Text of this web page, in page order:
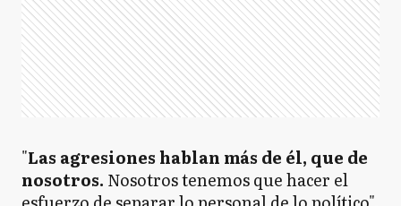
"Las agresiones hablan más de él, que de
nosotros. Nosotros tenemos que hacer el